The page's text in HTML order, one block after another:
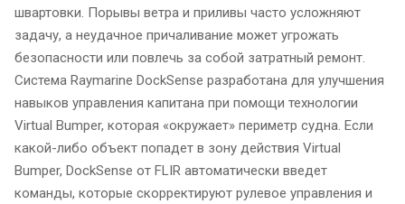
швартовки. Порывы ветра и приливы часто усложняют
задачу, а неудачное причаливание может угрожать
безопасности или повлечь за собой затратный ремонт.
Система Raymarine DockSense разработана для улучшения
навыков управления капитана при помощи технологии
Virtual Bumper, которая «окружает» периметр судна. Если
какой-либо объект попадет в зону действия Virtual
Bumper, DockSense от FLIR автоматически введет
команды, которые скорректируют рулевое управления и